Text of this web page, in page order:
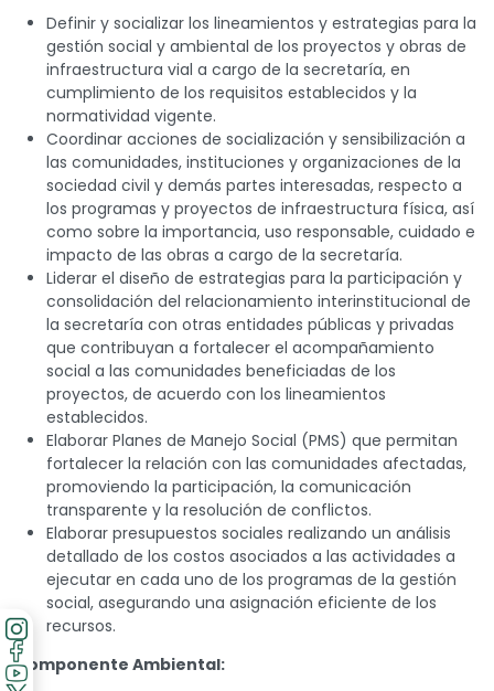
Definir y socializar los lineamientos y estrategias para la
gestión social y ambiental de los proyectos y obras de
infraestructura vial a cargo de la secretaría, en
cumplimiento de los requisitos establecidos y la
normatividad vigente.
Coordinar acciones de socialización y sensibilización a
las comunidades, instituciones y organizaciones de la
sociedad civil y demás partes interesadas, respecto a
los programas y proyectos de infraestructura física, así
como sobre la importancia, uso responsable, cuidado e
impacto de las obras a cargo de la secretaría.
Liderar el diseño de estrategias para la participación y
consolidación del relacionamiento interinstitucional de
la secretaría con otras entidades públicas y privadas
que contribuyan a fortalecer el acompañamiento
social a las comunidades beneficiadas de los
proyectos, de acuerdo con los lineamientos
establecidos.
Elaborar Planes de Manejo Social (PMS) que permitan
fortalecer la relación con las comunidades afectadas,
promoviendo la participación, la comunicación
transparente y la resolución de conflictos.
Elaborar presupuestos sociales realizando un análisis
detallado de los costos asociados a las actividades a
ejecutar en cada uno de los programas de la gestión
social, asegurando una asignación eficiente de los
recursos.
Componente Ambiental: